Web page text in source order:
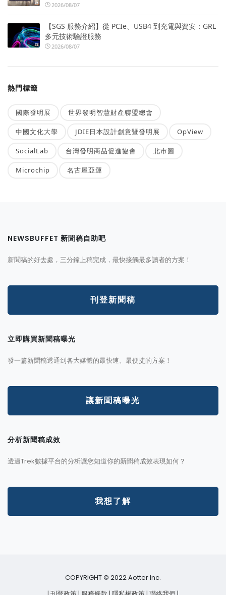
2026/08/07
【SGS 服務介紹】從 PCIe、USB4 到充電與資安：GRL
多元技術驗證服務
2026/08/07
熱門標籤
國際發明展 世界發明智慧財產聯盟總會
中國文化大學 JDIE日本設計創意暨發明展 OpView
SocialLab 台灣發明商品促進協會 北市圖
Microchip 名古屋亞運
NEWSBUFFET 新聞稿自助吧
新聞稿的好去處，三分鐘上稿完成，最快接觸最多讀者的方案！
刊登新聞稿
立即購買新聞稿曝光
發一篇新聞稿透通到各大媒體的最快速、最便捷的方案！
讓新聞稿曝光
分析新聞稿成效
透過Trek數據平台的分析讓您知道你的新聞稿成效表現如何？
我想了解
COPYRIGHT © 2022 Aotter Inc.